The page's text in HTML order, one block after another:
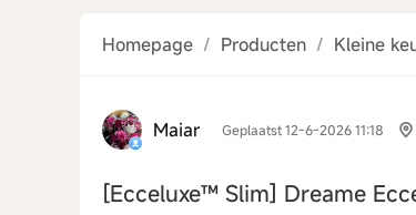
Homepage / Producten / Kleine
Maiar Geplaatst 12-6-2026 11:18
[Ecceluxe™ Slim] Dreame